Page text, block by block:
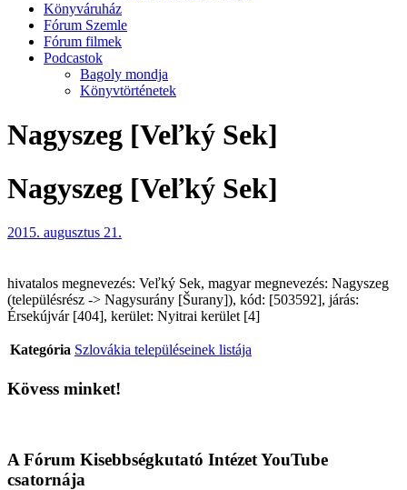
Könyváruház
Fórum Szemle
Fórum filmek
Podcastok
Bagoly mondja
Könyvtörténetek
Nagyszeg [Veľký Sek]
Nagyszeg [Veľký Sek]
2015. augusztus 21.
hivatalos megnevezés: Veľký Sek, magyar megnevezés: Nagyszeg
(településrész -> Nagysurány [Šurany]), kód: [503592], járás:
Érsekújvár [404], kerület: Nyitrai kerület [4]
Kategória Szlovákia településeinek listája
Kövess minket!
A Fórum Kisebbségkutató Intézet YouTube
csatornája